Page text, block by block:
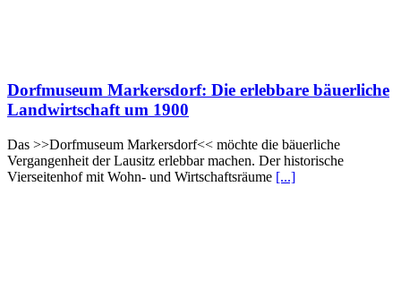
Dorfmuseum Markersdorf: Die erlebbare bäuerliche
Landwirtschaft um 1900
Das >>Dorfmuseum Markersdorf<< möchte die bäuerliche
Vergangenheit der Lausitz erlebbar machen. Der historische
Vierseitenhof mit Wohn- und Wirtschaftsräume [...]